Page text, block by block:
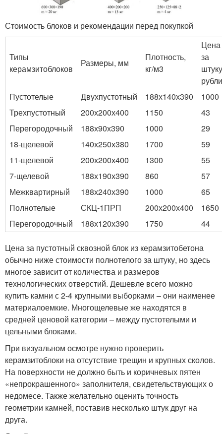
Стоимость блоков и рекомендации перед покупкой
Типы
керамзитоблоков
Размеры, мм
Плотность,
кг/м3
Цена
за
рубли
Пустотелые
Двухпустотный 188х140х390
1000
Трехпустотный
200х200х400 1150
43
Перегородочный
188х90х390 1000
29
18-щелевой
140х250х380 1700
59
11-щелевой
200х200х400 1300
55
7-щелевой
188х190х390 860
57
Межквартирный
188х240х390 1000
65
Полнотелые
СКЦ-1ПРП 200х200х400
1650
Перегородочный
188х120х390 1750 44
Цена за пустотный сквозной блок из керамзитобетона
обычно ниже стоимости полнотелого за штуку, но здесь
многое зависит от количества и размеров
технологических отверстий. Дешевле всего можно
купить камни с 2-4 крупными выборками – они наименее
материалоемкие. Многощелевые же находятся в
средней ценовой категории – между пустотелыми и
цельными блоками.
При визуальном осмотре нужно проверить
керамзитоблоки на отсутствие трещин и крупных сколов.
На поверхности не должно быть и коричневых пятен
«непрокрашенного» заполнителя, свидетельствующих о
недомесе. Также желательно оценить точность
геометрии камней, поставив несколько штук друг на
друга.